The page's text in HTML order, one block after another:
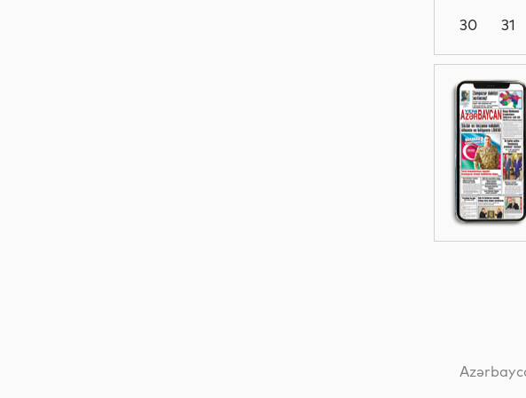
Dünya
Dünya
30
31